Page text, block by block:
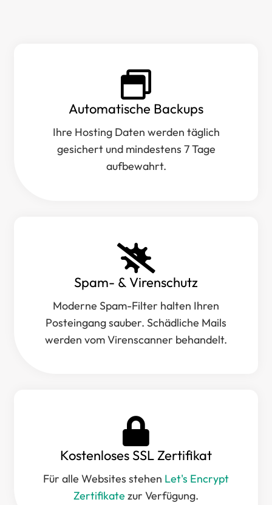
Automatische Backups
Ihre Hosting Daten werden täglich
gesichert und mindestens 7 Tage
aufbewahrt.
Spam- & Virenschutz
Moderne Spam-Filter halten Ihren
Posteingang sauber. Schädliche Mails
werden vom Virenscanner behandelt.
Kostenloses SSL Zertifikat​
Für alle Websites stehen Let's Encrypt
Zertifikate zur Verfügung.